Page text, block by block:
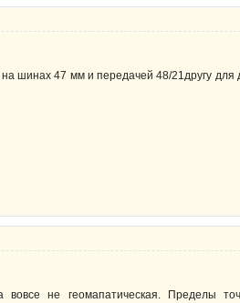
шинах 47 мм и передачей 48/21другу для
не геомапатическая. Пределы